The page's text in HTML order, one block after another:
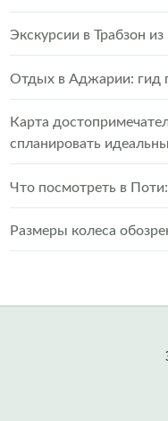
Экскурсии в Трабзон
Отдых в Аджарии: гид
Карта
спланировать
Что посмотреть в
Размеры колеса